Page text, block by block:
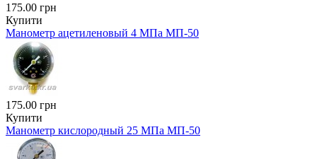
175.00 грн
Купити
Манометр ацетиленовый 4 МПа МП-50
175.00 грн
Купити
Манометр кислородный 25 МПа МП-50